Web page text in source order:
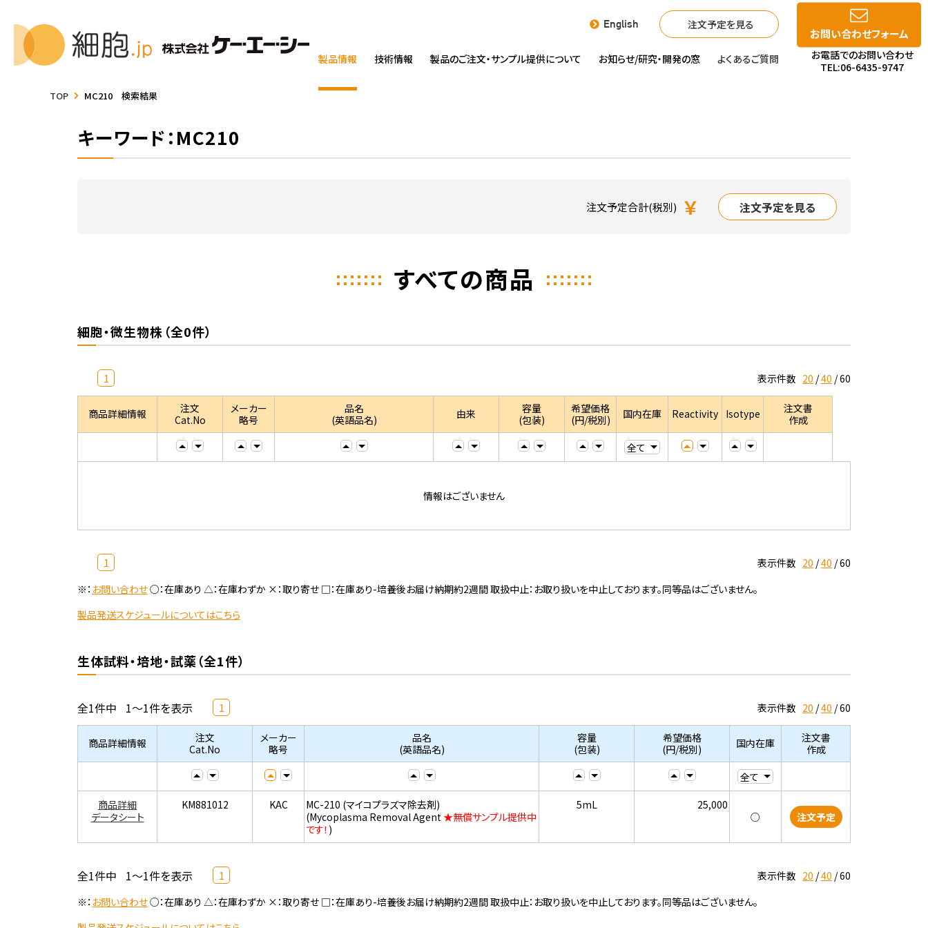
English 注文予定を見る
製品情報 技術情報 製品のご注文・サンプル提供について お知らせ/研究・開発の窓 よくあるご質問
お問い合わせフォーム
お電話でのお問い合わせ
TEL:06-6435-9747
TOP MC210 検索結果
キーワード：MC210
注文予定合計(税別) ￥ 注文予定を見る
すべての商品
細胞・微生物株（全0件）
1 表示件数 20 40 60
商品詳細情報
注文
Cat.No
メーカー
略号
品名
(英語品名)
由来
容量
(包装)
希望価格
(円/税別)
国内在庫 Reactivity Isotype
注文書
作成
情報はございません
1 表示件数 20 40 60
※： お問い合わせ○：在庫あり △：在庫わずか ×：取り寄せ □：在庫あり-培養後お届け納期約2週間 取扱中止：お取り扱いを中止しております。同等品はございません。
製品発送スケジュールについてはこちら
生体試料・培地・試薬（全1件）
全1件中 1～1件を表示 1 表示件数 20 40 60
商品詳細情報
注文
Cat.No
メーカー
略号
品名
(英語品名)
容量
(包装)
希望価格
(円/税別)
国内在庫
注文書
作成
商品詳細
データシート
KM881012 KAC
MC-210 (マイコプラズマ除去剤)
(Mycoplasma Removal Agent★無償サンプル提供中
です！ )
5mL
25,000
○
注文予定
全1件中 1～1件を表示 1 表示件数 20 40 60
※： お問い合わせ○：在庫あり △：在庫わずか ×：取り寄せ □：在庫あり-培養後お届け納期約2週間 取扱中止：お取り扱いを中止しております。同等品はございません。